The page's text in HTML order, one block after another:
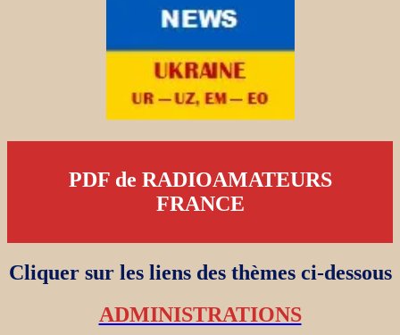
PDF de RADIOAMATEURS
FRANCE
Cliquer sur les liens des thèmes ci-dessous
ADMINISTRATIONS